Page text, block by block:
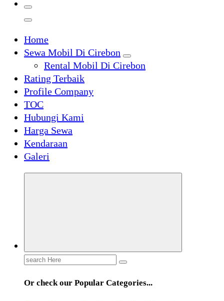
Home
Sewa Mobil Di Cirebon
Rental Mobil Di Cirebon
Rating Terbaik
Profile Company
TOC
Hubungi Kami
Harga Sewa
Kendaraan
Galeri
Search
Or check our Popular Categories...